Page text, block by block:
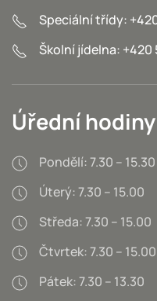
Speciální třídy:
Školní jídelna: +420
Úřední hodiny
Pondělí: 7.30 – 15.30
Úterý: 7.30 – 15.00
Středa: 7.30 – 15.00
Čtvrtek: 7.30 – 15.00
Pátek: 7.30 – 13.30